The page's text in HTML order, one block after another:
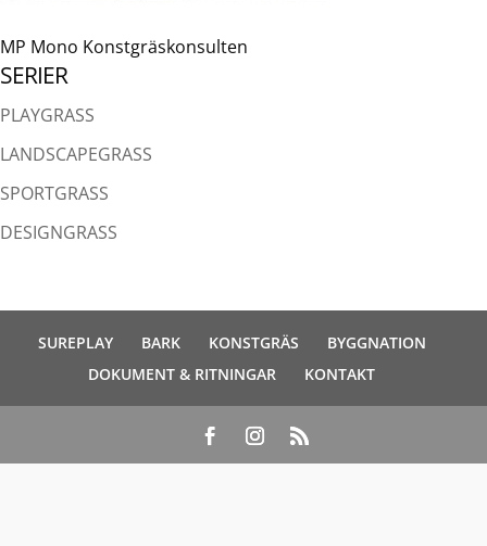
MP Mono Konstgräskonsulten
SERIER
PLAYGRASS
LANDSCAPEGRASS
SPORTGRASS
DESIGNGRASS
SUREPLAY BARK KONSTGRÄS
BYGGNATION
DOKUMENT & RITNINGAR
KONTAKT